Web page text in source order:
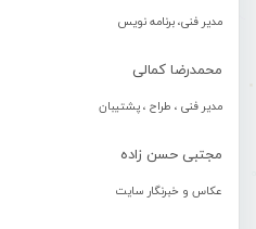
مدیر فنی، برنامه نویس
محمدرضا کمالی
مدیر فنی ، طراح ، پشتیبان
مجتبی حسن زاده
عکاس و خبرنگار سایت